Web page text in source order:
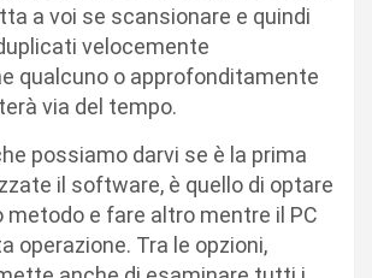
a voi se scansionare e quindi
velocemente
qualcuno o approfonditamente
via del tempo.
possiamo darvi se è la prima
il software, è quello di optare
metodo e fare altro mentre il PC
operazione. Tra le opzioni,